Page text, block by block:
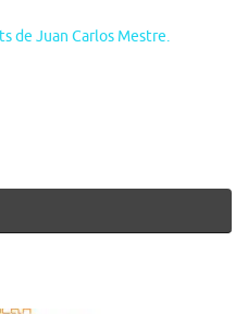
de Juan Carlos Mestre.